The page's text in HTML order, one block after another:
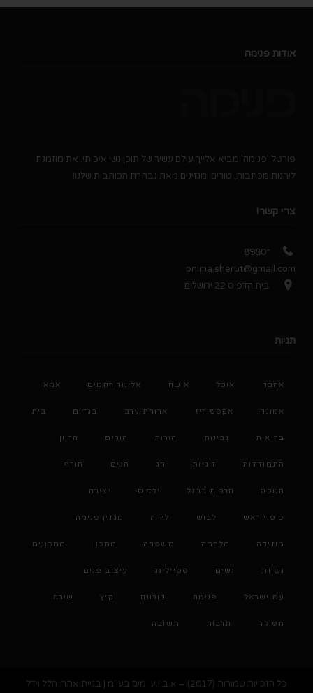
אודות פנימה
פורטל 'פנימה' מביא אלייך עולם עשיר של תוכן נשי איכותי. את מוזמנת
ליהנות מכתבות, טורים ומגזינים מאת נבחרת הכותבות שלנו!
צרי קשר!
*8980
pnima.sherut@gmail.com
בית הדפוס 22 ירושלים
תגיות
אהבה אוכל אישה אלינור רחמים אמא
אמונה אקססוריז ארוחת ערב בגדים בית
בריאות גבינות הורות הורים הריון
התמודדות זוגיות חג חגים חורף
חנוכה חרבות ברזל ילדים יצירה
כיסוי ראש לבוש לידה מגזין פנימה
מוזיקה מלחמה משפחה מתכון מתכונים
נשיות נשים סטיילינג עיצוב פנים
עם ישראל פנימה קורונה קיץ שירה
תפילה תרבות תשובה
כל הזכויות שמורות (2017) – א.ב.י.ע. מים בע"מ | בניית אתר: הלל וידל